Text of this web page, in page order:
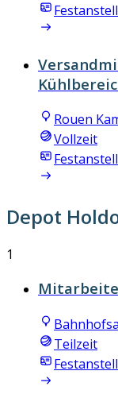
Rouen
Vollzeit
Depot
1
Teilzeit